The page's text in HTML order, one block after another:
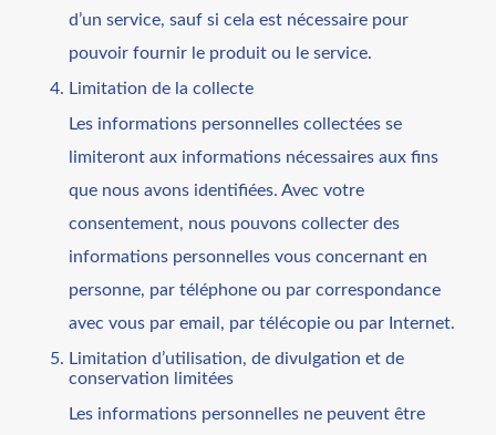
d’un service, sauf si cela est nécessaire pour
pouvoir fournir le produit ou le service.
Limitation de la collecte
Les informations personnelles collectées se
limiteront aux informations nécessaires aux fins
que nous avons identifiées. Avec votre
consentement, nous pouvons collecter des
informations personnelles vous concernant en
personne, par téléphone ou par correspondance
avec vous par email, par télécopie ou par Internet.
Limitation d’utilisation, de divulgation et de
conservation limitées
Les informations personnelles ne peuvent être